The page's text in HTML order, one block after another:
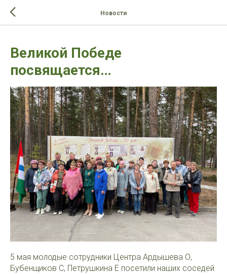
Новости
Великой Победе
посвящается…
5 мая молодые сотрудники Центра Ардышева О,
Бубенщиков С, Петрушкина Е посетили наших соседей